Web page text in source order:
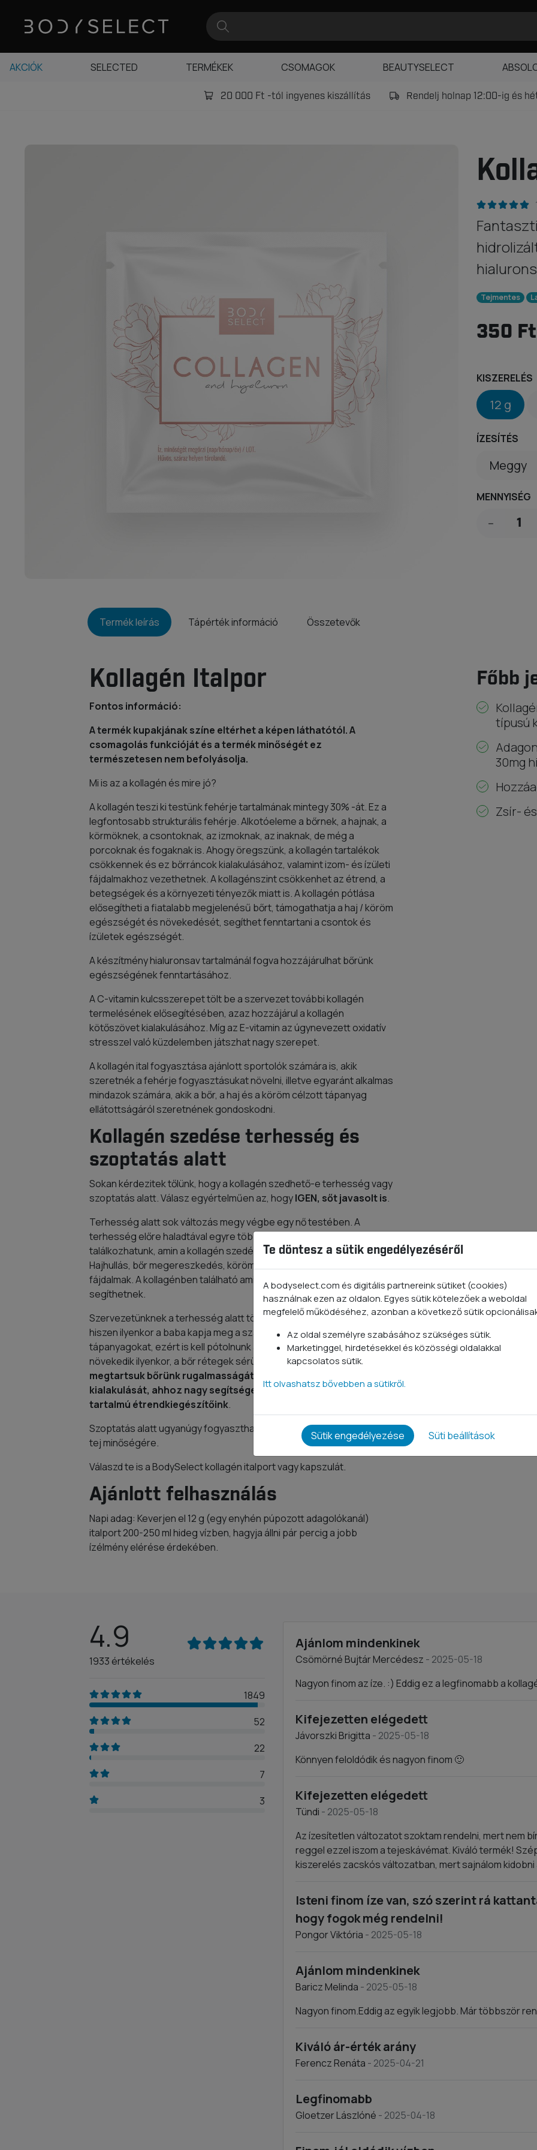
20 000 Ft -tól ingyenes kiszállítás Rendelj holnap 12:00-ig és
Tejmentes
350 Ft
KISZERELÉS
12 g
ÍZESÍTÉS
MENNYISÉG
Termék leírás Tápérték információ Összetevők
Kollagén Italpor
Fontos információ:
A termék kupakjának színe eltérhet a képen láthatótól. A
csomagolás funkcióját és a termék minőségét ez
természetesen nem befolyásolja.
Mi is az a kollagén és mire jó?
A kollagén teszi ki testünk fehérje tartalmának mintegy 30% -át. Ez a
legfontosabb strukturális fehérje. Alkotóeleme a bőrnek, a hajnak, a
körmöknek, a csontoknak, az izmoknak, az inaknak, de még a
porcoknak és fogaknak is. Ahogy öregszünk, a kollagén tartalékok
csökkennek és ez bőrráncok kialakulásához, valamint izom- és ízületi
fájdalmakhoz vezethetnek. A kollagénszint csökkenhet az étrend, a
betegségek és a környezeti tényezők miatt is. A kollagén pótlása
elősegítheti a fiatalabb megjelenésű bőrt, támogathatja a haj / köröm
egészségét és növekedését, segíthet fenntartani a csontok és
ízületek egészségét.
A készítmény hialuronsav tartalmánál fogva hozzájárulhat bőrünk
egészségének fenntartásához.
A C-vitamin kulcsszerepet tölt be a szervezet további kollagén
termelésének elősegítésében, azaz hozzájárul a kollagén
kötőszövet kialakulásához. Míg az E-vitamin az úgynevezett oxidatív
stresszel való küzdelemben játszhat nagy szerepet.
A kollagén ital fogyasztása ajánlott sportolók számára is, akik
szeretnék a fehérje fogyasztásukat növelni, illetve egyaránt alkalmas
mindazok számára, akik a bőr, a haj és a köröm célzott tápanyag
ellátottságáról szeretnének gondoskodni.
Kollagén szedése terhesség és
szoptatás alatt
Sokan kérdezitek tőlünk, hogy a kollagén szedhető-e terhesség vagy
szoptatás alatt. Válasz egyértelműen az, hogyIGEN, sőt javasolt is.
Terhesség alatt sok változás megy végbe egy nő testében. A
terhesség előre haladtával egyre több olyan problémával
találkozhatunk, amin a kollagén szedése segítséget nyújthat.
Hajhullás, bőr megereszkedés, köröm problémák, valamint ízületi
fájdalmak. A kollagénben található aminosavak ezekben mind
segíthetnek.
Szervezetünknek a terhesség alatt több kollagénre van szüksége,
hiszen ilyenkor a baba kapja meg a számára szükséges
tápanyagokat, ezért is kell pótolnunk a vitaminokat is. Mivel a test
növekedik ilyenkor, a bőr rétegek sérülnek és ahhoz, hogy
megtartsuk bőrünk rugalmasságát és megelőzzük a striák
kialakulását, ahhoz nagy segítséget nyújthatnak a kollagén
tartalmú étrendkiegészítőink.
Szoptatás alatt ugyanúgy fogyasztható a kollagén, nincs hatással a
tej minőségére.
Válaszd te is a BodySelect kollagén italport vagy kapszulát.
Ajánlott felhasználás
Napi adag: Keverjen el 12 g (egy enyhén púpozott adagolókanál)
italport 200-250 ml hideg vízben, hagyja állni pár percig a jobb
ízélmény elérése érdekében.
Főbb
típusú
30mg
Zsír-
4.9
1933 értékelés
1849
52
22
7
3
Ajánlom mindenkinek
Csömörné Bujtár Mercédesz - 2025-05-18
Nagyon finom az íze. :) Eddig ez a legfinomabb a
Kifejezetten elégedett
Jávorszki Brigitta - 2025-05-18
Könnyen feloldódik és nagyon finom 🙂
Kifejezetten elégedett
Tündi - 2025-05-18
Az ízesítetlen változatot szoktam rendelni, mert nem
reggel ezzel iszom a tejeskávémat. Kiváló termék!
kiszerelés zacskós változatban, mert sajnálom
Isteni finom íze van, szó szerint rá
hogy fogok még rendelni!
Pongor Viktória - 2025-05-18
Ajánlom mindenkinek
Baricz Melinda - 2025-05-18
Nagyon finom.Eddig az egyik legjobb. Már többször
Kiváló ár-érték arány
Ferencz Renáta - 2025-04-21
Legfinomabb
Gloetzer Lászlóné - 2025-04-18
AKCIÓK SELECTED TERMÉKEK CSOMAGOK BEAUTYSELECT
Te döntesz a sütik engedélyezéséről
A bodyselect.com és digitális partnereink sütiket (cookies)
használnak ezen az oldalon. Egyes sütik kötelezőek a weboldal
megfelelő működéséhez, azonban a következő sütik
Az oldal személyre szabásához szükséges sütik.
Marketinggel, hirdetésekkel és közösségi oldalakkal
kapcsolatos sütik.
Itt olvashatsz bővebben a sütikről.
Sütik engedélyezése Süti beállítások